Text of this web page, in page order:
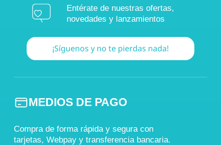
Entérate de nuestras ofertas,
novedades y lanzamientos
¡Síguenos y no te pierdas nada!
MEDIOS DE PAGO
Compra de forma rápida y segura con
tarjetas, Webpay y transferencia bancaria.